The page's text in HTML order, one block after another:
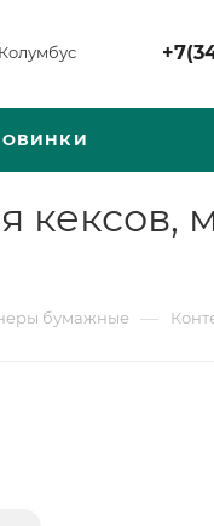
Колумбус
кексов,
бумажные —